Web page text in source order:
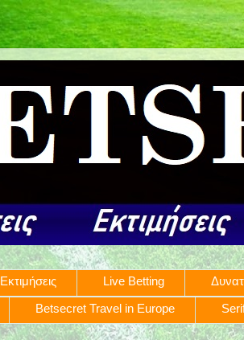
Εκτιμήσεις Live Betting
Betsecret Travel in Europe